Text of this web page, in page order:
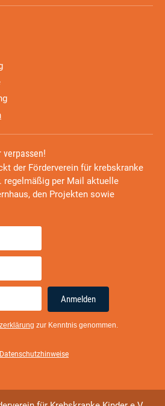
verpassen!
der Förderverein für krebskranke
regelmäßig per Mail aktuelle
den Projekten sowie
Anmelden
zur Kenntnis genommen.
Datenschutzhinweise